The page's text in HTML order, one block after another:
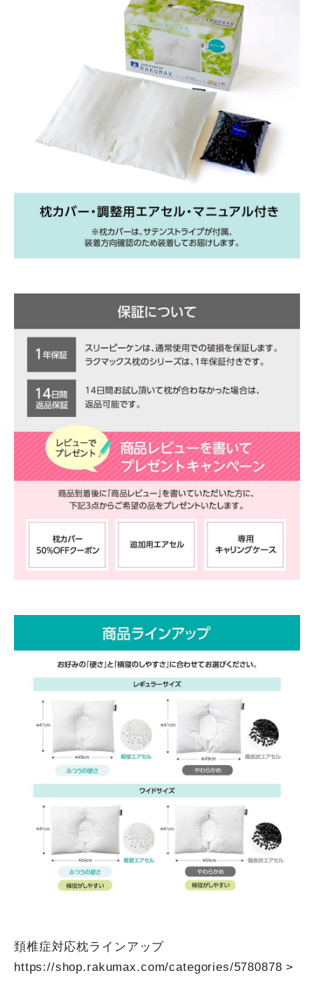
頚椎症対応枕ラインアップ
https://shop.rakumax.com/categories/5780878 >